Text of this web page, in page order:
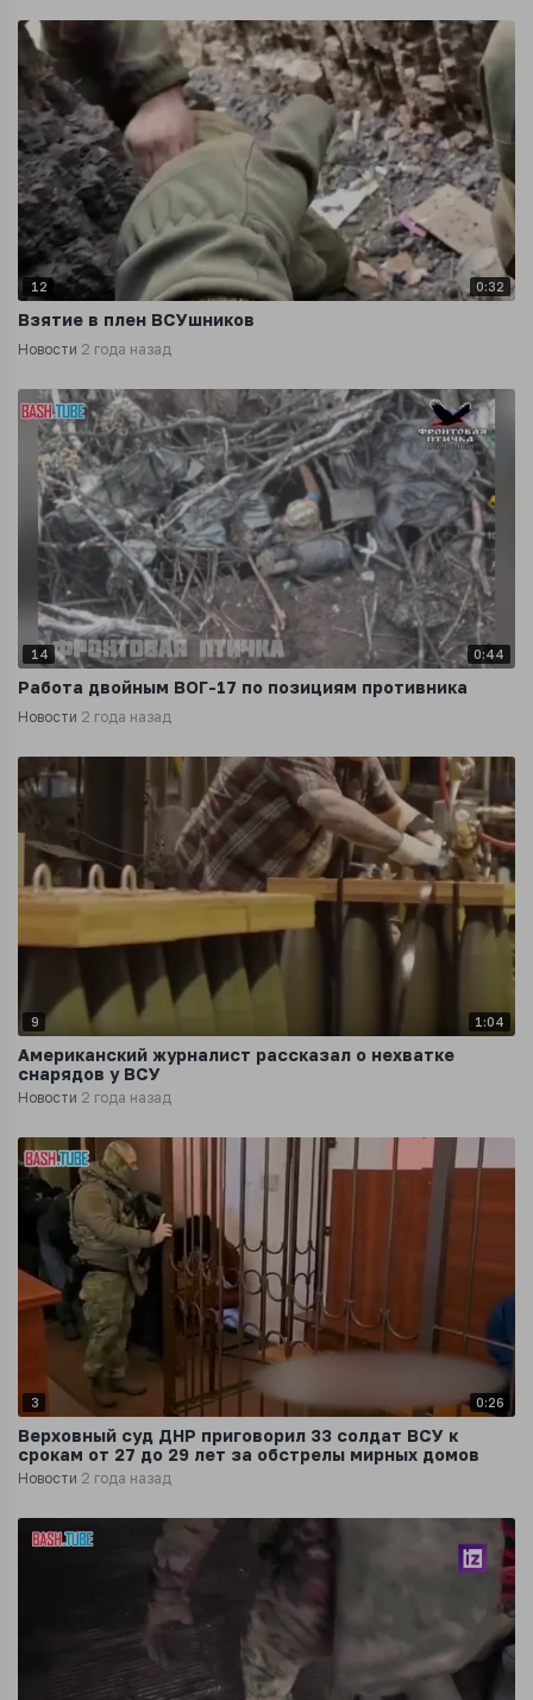
12 0:32
Взятие в плен ВСУшников
Новости 2 года назад
14 0:44
Работа двойным ВОГ-17 по позициям противника
Новости 2 года назад
9 1:04
Американский журналист рассказал о нехватке
снарядов у ВСУ
Новости 2 года назад
3 0:26
Верховный суд ДНР приговорил 33 солдат ВСУ к
срокам от 27 до 29 лет за обстрелы мирных домов
Новости 2 года назад